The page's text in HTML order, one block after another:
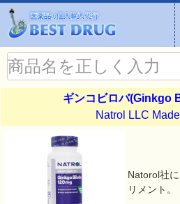
ギンコビロバ(Ginkgo
Natrol LLC
Natorol社
リメント。